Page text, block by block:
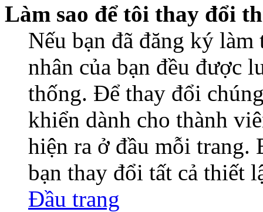
Làm sao để tôi thay đổi
Nếu bạn đã đăng ký
nhân của bạn đều được
thống. Để thay đổi
khiển dành cho thành
hiện ra ở đầu mỗi trang.
bạn thay đổi tất cả thiết
Đầu trang